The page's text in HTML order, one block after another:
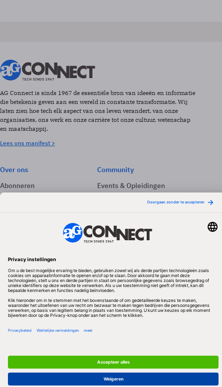
AG Connect is sinds 1967 de essentiële bron van ideeën en informatie
die betekenis geven aan een wereld in constante transformatie. Wij
laten zien hoe tech elk aspect van ons leven verandert, van onze
organisaties, ons werk en onze carrière tot onze cultuur, wetenschap
en maatschappij.
Lees ons manifest >
Over ons
Abonneren
Adverteren
Community
Events & Opleidingen
Volg ons
Redactionele partner
Algemene Voorwaarden & Copyrights